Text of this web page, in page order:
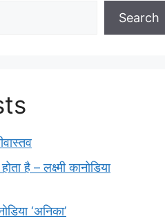
Search
है – लक्ष्मी कानोडिया
‘अनिका’